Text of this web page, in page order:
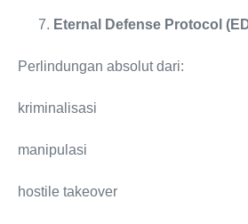
Eternal Defense Protocol
Perlindungan absolut dari:
kriminalisasi
manipulasi
hostile takeover